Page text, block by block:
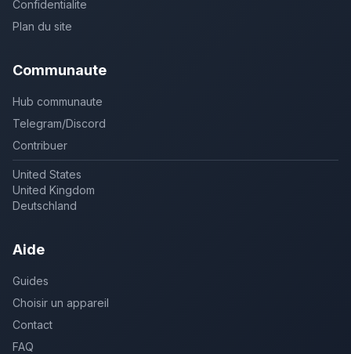
Confidentialite
Plan du site
Communaute
Hub communaute
Telegram/Discord
Contribuer
United States
United Kingdom
Deutschland
Aide
Guides
Choisir un appareil
Contact
FAQ